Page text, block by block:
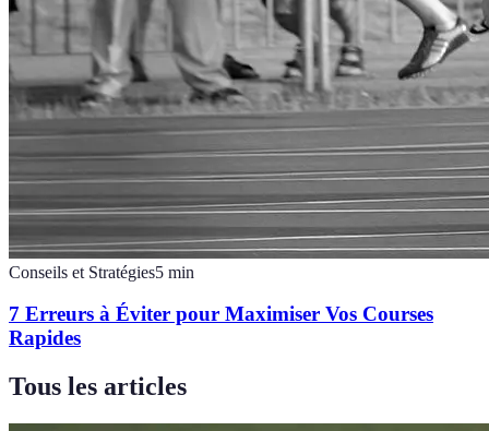
Conseils et Stratégies5 min
7 Erreurs à Éviter pour Maximiser Vos Courses
Rapides
Tous les articles